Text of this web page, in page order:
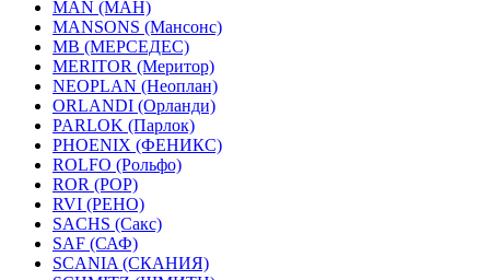
MAN (МАН)
MANSONS (Мансонс)
MB (МЕРСЕДЕС)
MERITOR (Меритор)
NEOPLAN (Неоплан)
ORLANDI (Орланди)
PARLOK (Парлок)
PHOENIX (ФЕНИКС)
ROLFO (Рольфо)
ROR (РОР)
RVI (РЕНО)
SACHS (Сакс)
SAF (САФ)
SCANIA (СКАНИЯ)